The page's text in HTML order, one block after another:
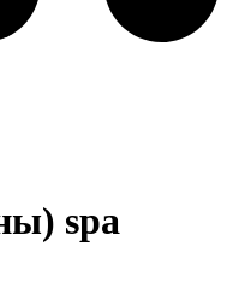
spa